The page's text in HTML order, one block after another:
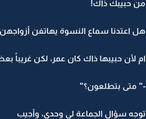
من حبيبك ذاك!
هل اعتدنا سماع النسوة يهاتفن
ام لأن حبيبها ذاك كان عمر، لكن غريباً
-" متى بتطلعون؟"
توجه سؤال الجماعة لي وحدي، وأجيب